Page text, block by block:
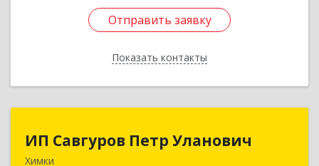
Отправить заявку
Показать контакты
Отправить заявку
Назад
ИП Савгуров Петр Уланович
Химки